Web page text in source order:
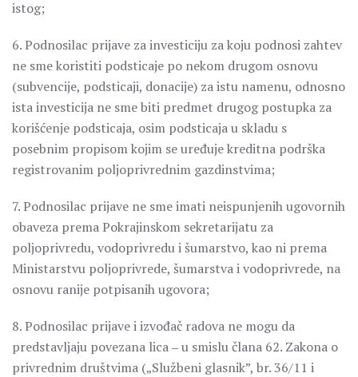
istog;
6. Podnosilac prijave za investiciju za koju podnosi zahtev
ne sme koristiti podsticaje po nekom drugom osnovu
(subvencije, podsticaji, donacije) za istu namenu, odnosno
ista investicija ne sme biti predmet drugog postupka za
korišćenje podsticaja, osim podsticaja u skladu s
posebnim propisom kojim se uređuje kreditna podrška
registrovanim poljoprivrednim gazdinstvima;
7. Podnosilac prijave ne sme imati neispunjenih ugovornih
obaveza prema Pokrajinskom sekretarijatu za
poljoprivredu, vodoprivredu i šumarstvo, kao ni prema
Ministarstvu poljoprivrede, šumarstva i vodoprivrede, na
osnovu ranije potpisanih ugovora;
8. Podnosilac prijave i izvođač radova ne mogu da
predstavljaju povezana lica ‒ u smislu člana 62. Zakona o
privrednim društvima („Službeni glasnik”, br. 36/11 i